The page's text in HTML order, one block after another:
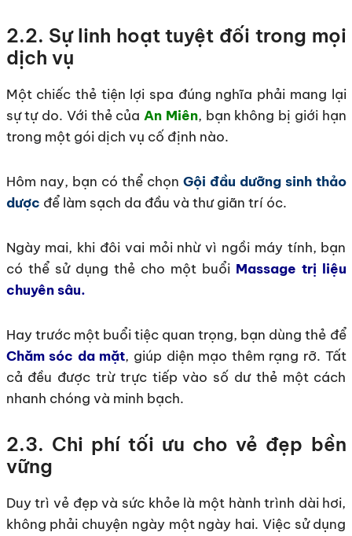
2.2. Sự linh hoạt tuyệt đối trong mọi
dịch vụ
Một chiếc thẻ tiện lợi spa đúng nghĩa phải mang lại
sự tự do. Với thẻ của An Miên, bạn không bị giới hạn
trong một gói dịch vụ cố định nào.
Hôm nay, bạn có thể chọn Gội đầu dưỡng sinh thảo
dược để làm sạch da đầu và thư giãn trí óc.
Ngày mai, khi đôi vai mỏi nhừ vì ngồi máy tính, bạn
có thể sử dụng thẻ cho một buổi Massage trị liệu
chuyên sâu.
Hay trước một buổi tiệc quan trọng, bạn dùng thẻ để
Chăm sóc da mặt, giúp diện mạo thêm rạng rỡ. Tất
cả đều được trừ trực tiếp vào số dư thẻ một cách
nhanh chóng và minh bạch.
2.3. Chi phí tối ưu cho vẻ đẹp bền
vững
Duy trì vẻ đẹp và sức khỏe là một hành trình dài hơi,
không phải chuyện ngày một ngày hai. Việc sử dụng